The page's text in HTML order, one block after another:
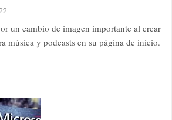
un cambio de imagen importante al crear
música y podcasts en su página de inicio.